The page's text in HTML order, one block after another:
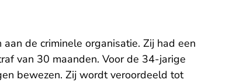
de criminele organisatie. Zij had een
van 30 maanden. Voor de 34-jarige
bewezen. Zij wordt veroordeeld tot